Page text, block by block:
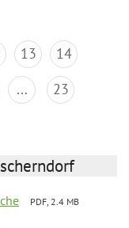
13
14
... 23
PDF, 2.4 MB